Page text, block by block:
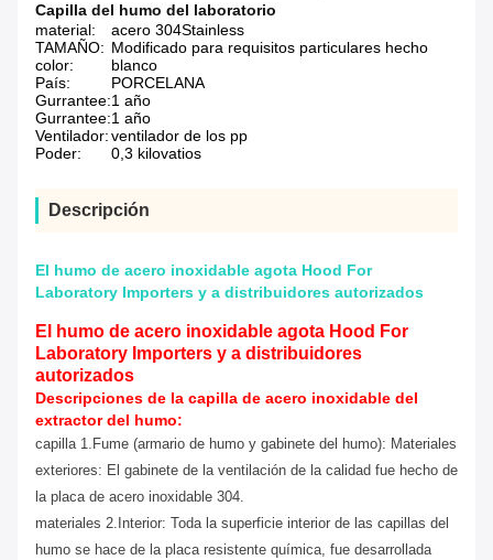
Capilla del humo del laboratorio
material:
acero 304Stainless
TAMAÑO: Modificado para requisitos particulares hecho
color:
blanco
País:
PORCELANA
Gurrantee:1 año
Gurrantee:1 año
Ventilador:ventilador de los pp
Poder:
0,3 kilovatios
Descripción
El humo de acero inoxidable agota Hood For
Laboratory Importers y a distribuidores autorizados
El humo de acero inoxidable agota Hood For
Laboratory Importers y a distribuidores
autorizados
Descripciones de la capilla de acero inoxidable del
extractor del humo:
capilla 1.Fume (armario de humo y gabinete del humo): Materiales
exteriores: El gabinete de la ventilación de la calidad fue hecho de
la placa de acero inoxidable 304.
materiales 2.Interior: Toda la superficie interior de las capillas del
humo se hace de la placa resistente química, fue desarrollada